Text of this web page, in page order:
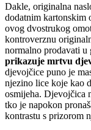
Dakle, originalna
dodatnim kartonskim
ovog dvostrukog
kontroverznu
normalno prodavati u
prikazuje mrtvu
djevojčice puno je
njezino lice koje kao
osmijeha. Djevojčica
tko je napokon
kontrastu s prizorom